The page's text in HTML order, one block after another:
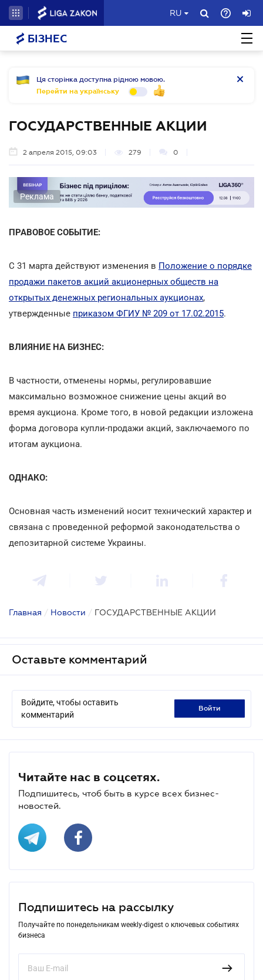
RU
БІЗНЕС
Ця сторінка доступна рідною мовою.
Перейти на українську
ГОСУДАРСТВЕННЫЕ АКЦИИ
2 апреля 2015, 09:03 279 0
Реклама
ПРАВОВОЕ СОБЫТИЕ:
С 31 марта действуют изменения в Положение о порядке
продажи пакетов акций акционерных обществ на
открытых денежных региональных аукционах,
утвержденные приказом ФГИУ № 209 от 17.02.2015.
ВЛИЯНИЕ НА БИЗНЕС:
В частности, отменены нормы, регулировавшие
максимально возможное снижение цены акций во
время аукциона. Кроме того, в новой редакции изложена
форма договора купли-продажи акций, заключаемого по
итогам аукциона.
ОДНАКО:
Основная часть изменений носит технический характер и
связана с проведенной реформой законодательства о
депозитарной системе Украины.
Главная / Новости / ГОСУДАРСТВЕННЫЕ АКЦИИ
Оставьте комментарий
Войдите, чтобы оставить
комментарий
войти
Читайте нас в соцсетях.
Подпишитесь, чтоб быть в курсе всех бизнес-
новостей.
Подпишитесь на рассылку
Получайте по понедельникам weekly-digest о ключевых событиях
бизнеса